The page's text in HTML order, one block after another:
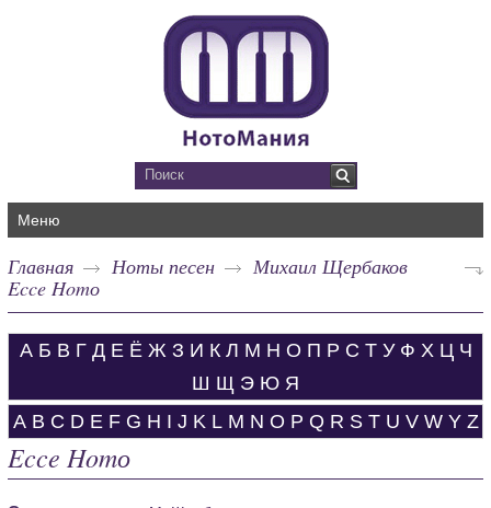
Меню
Главная Ноты песен
Михаил Щербаков
Ecce Homо
А Б В Г Д Е Ё Ж З И К Л М Н О П Р С Т У Ф Х Ц Ч
Ш Щ Э Ю Я
A B C D E F G H I J K L M N O P Q R S T U V W Y Z
Ecce Homо